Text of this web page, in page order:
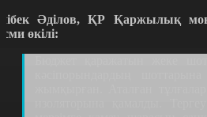
Әділов, ҚР Қаржылық
өкілі: